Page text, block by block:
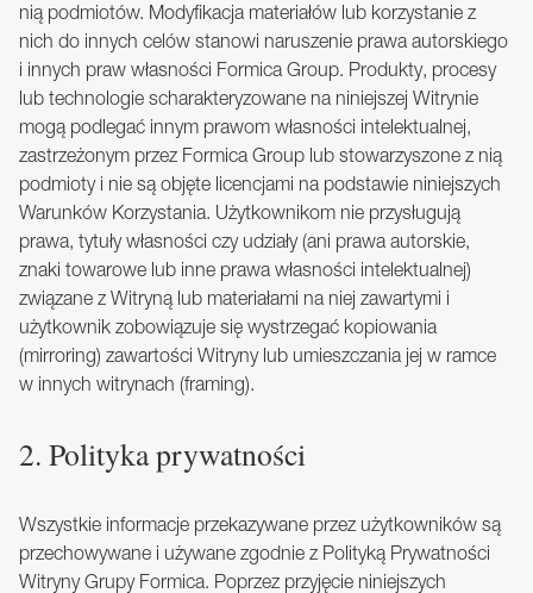
nią podmiotów. Modyfikacja materiałów lub korzystanie z
nich do innych celów stanowi naruszenie prawa autorskiego
i innych praw własności Formica Group. Produkty, procesy
lub technologie scharakteryzowane na niniejszej Witrynie
mogą podlegać innym prawom własności intelektualnej,
zastrzeżonym przez Formica Group lub stowarzyszone z nią
podmioty i nie są objęte licencjami na podstawie niniejszych
Warunków Korzystania. Użytkownikom nie przysługują
prawa, tytuły własności czy udziały (ani prawa autorskie,
znaki towarowe lub inne prawa własności intelektualnej)
związane z Witryną lub materiałami na niej zawartymi i
użytkownik zobowiązuje się wystrzegać kopiowania
(mirroring) zawartości Witryny lub umieszczania jej w ramce
w innych witrynach (framing).
2. Polityka prywatności
Wszystkie informacje przekazywane przez użytkowników są
przechowywane i używane zgodnie z Polityką Prywatności
Witryny Grupy Formica. Poprzez przyjęcie niniejszych